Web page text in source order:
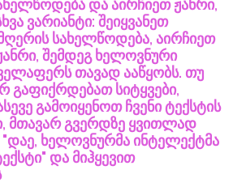
და აირჩიეთ ჟანრი,
ვარიანტი: შეიყვანეთ
სახელწოდება, აირჩიეთ
შემდეგ ხელოვნური
თავად ააწყობს. თუ
გაფიქრდებათ სიტყვები,
გამოიყენოთ ჩვენი ტექსტის
მთავარ გვერდზე ყვითლად
ხელოვნურმა ინტელექტმა
და მიჰყევით